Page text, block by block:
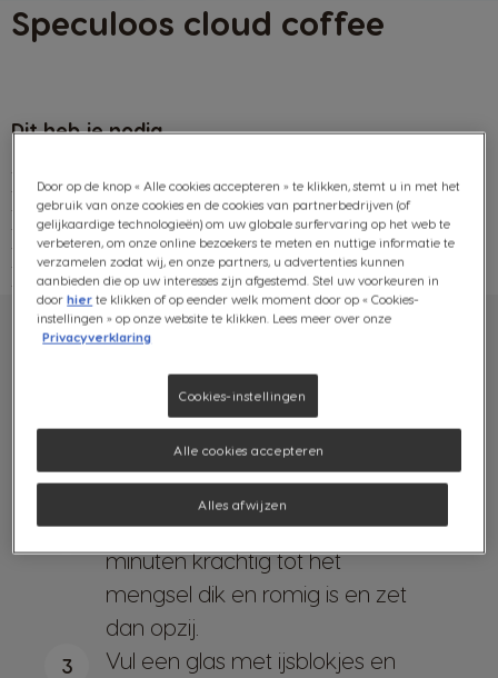
Speculoos cloud coffee
Dit heb je nodig
- 3 eetlepels NESCAFÉ Gold
- 3 eetlepels heet water
- 3 eetlepels kristalsuiker
- 1/2 kop NESCAFÉ Dolce Gusto Lungo
- Handvol ijsblokjes
- Zuivelvrije melk
- Mini-speculaasjes (optioneel)
Zo maak je het
1
Voeg in een kom de NESCAFÉ
Gold, het hete water en de suiker
2
Klop gedurende ongeveer 5-8
minuten krachtig tot het
mengsel dik en romig is en zet
dan opzij.
3
Vul een glas met ijsblokjes en
Door op de knop « Alle cookies accepteren » te klikken, stemt u in met het
gebruik van onze cookies en de cookies van partnerbedrijven (of
gelijkaardige technologieën) om uw globale surfervaring op het web te
verbeteren, om onze online bezoekers te meten en nuttige informatie te
verzamelen zodat wij, en onze partners, u advertenties kunnen
aanbieden die op uw interesses zijn afgestemd. Stel uw voorkeuren in
doorhier te klikken of op eender welk moment door op « Cookies-
instellingen » op onze website te klikken. Lees meer over onze
Privacyverklaring
Cookies-instellingen
Alles afwijzen
Alle cookies accepteren